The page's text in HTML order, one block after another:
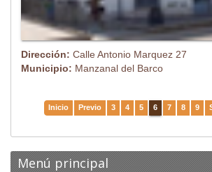
Dirección: Calle Antonio Marquez 27
Municipio: Manzanal del Barco
Inicio Previo 3 4 5 6 7 8 9
Menú principal